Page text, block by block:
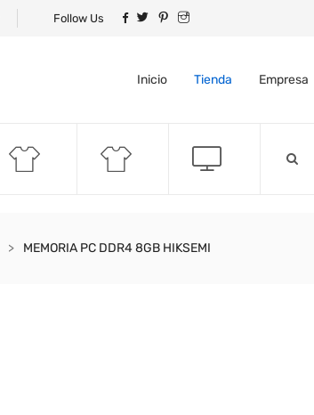
Follow Us
Inicio Tienda Empresa
MEMORIA PC DDR4 8GB HIKSEMI